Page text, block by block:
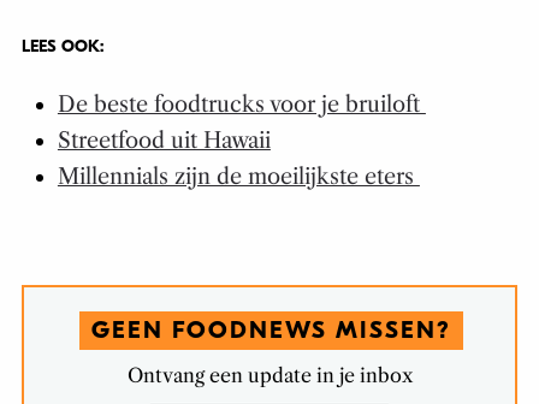
LEES OOK:
De beste foodtrucks voor je bruiloft
Streetfood uit Hawaii
Millennials zijn de moeilijkste eters
GEEN FOODNEWS MISSEN?
Ontvang een update in je inbox